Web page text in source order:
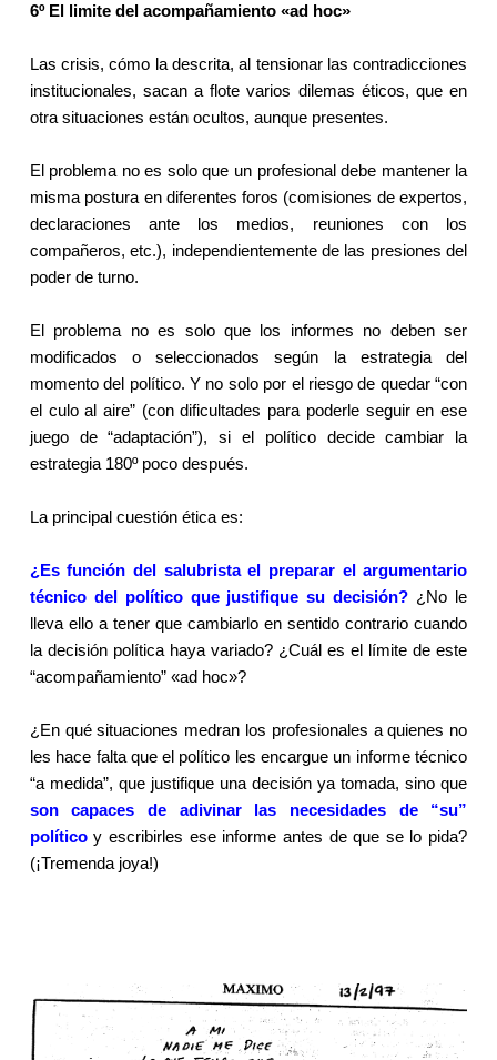
6º El limite del acompañamiento «ad hoc»
Las crisis, cómo la descrita, al tensionar las contradicciones
institucionales, sacan a flote varios dilemas éticos, que en
otra situaciones están ocultos, aunque presentes.
El problema no es solo que un profesional debe mantener la
misma postura en diferentes foros (comisiones de expertos,
declaraciones ante los medios, reuniones con los
compañeros, etc.), independientemente de las presiones del
poder de turno.
El problema no es solo que los informes no deben ser
modificados o seleccionados según la estrategia del
momento del político. Y no solo por el riesgo de quedar “con
el culo al aire” (con dificultades para poderle seguir en ese
juego de “adaptación”), si el político decide cambiar la
estrategia 180º poco después.
La principal cuestión ética es:
¿Es función del salubrista el preparar el argumentario
técnico del político que justifique su decisión? ¿No le
lleva ello a tener que cambiarlo en sentido contrario cuando
la decisión política haya variado? ¿Cuál es el límite de este
“acompañamiento” «ad hoc»?
¿En qué situaciones medran los profesionales a quienes no
les hace falta que el político les encargue un informe técnico
“a medida”, que justifique una decisión ya tomada, sino que
son capaces de adivinar las necesidades de “su”
políticoy escribirles ese informe antes de que se lo pida?
(¡Tremenda joya!)